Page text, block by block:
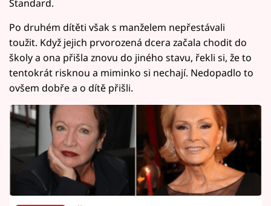
Štandard.
Po druhém dítěti však s manželem nepřestávali
toužit. Když jejich prvorozená dcera začala chodit do
školy a ona přišla znovu do jiného stavu, řekli si, že to
tentokrát risknou a miminko si nechají. Nedopadlo to
ovšem dobře a o dítě přišli.